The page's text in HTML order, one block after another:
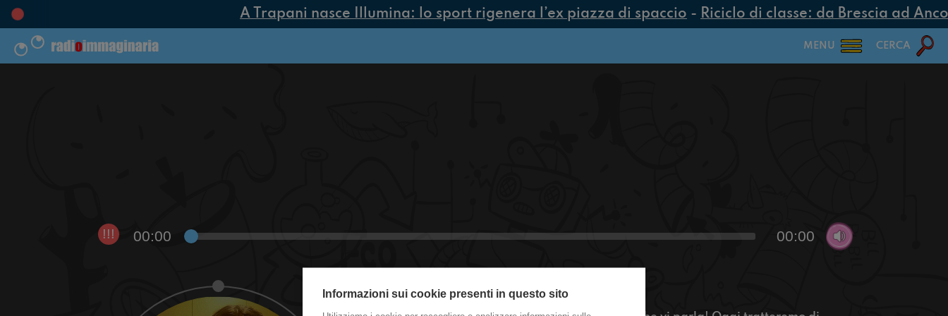
A Trapani nasce Illumina: lo sport rigenera l’ex piazza di spaccio- Riciclo di classe: da Brescia ad
MENU CERCA
!!! 00:00 00:00
Informazioni sui cookie presenti in questo sito